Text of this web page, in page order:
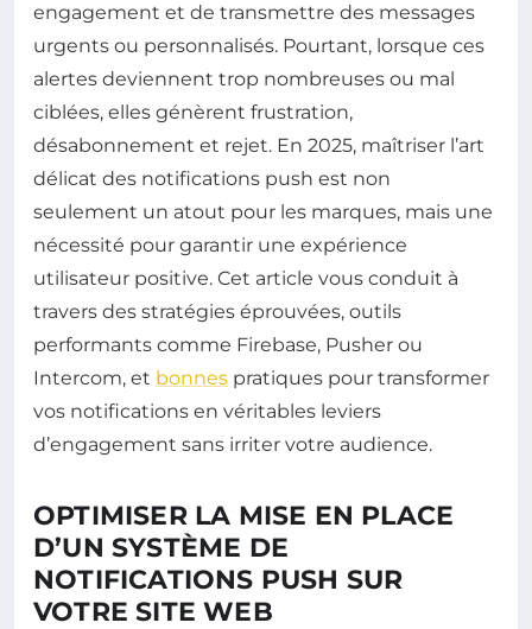
engagement et de transmettre des messages
urgents ou personnalisés. Pourtant, lorsque ces
alertes deviennent trop nombreuses ou mal
ciblées, elles génèrent frustration,
désabonnement et rejet. En 2025, maîtriser l’art
délicat des notifications push est non
seulement un atout pour les marques, mais une
nécessité pour garantir une expérience
utilisateur positive. Cet article vous conduit à
travers des stratégies éprouvées, outils
performants comme Firebase, Pusher ou
Intercom, et bonnes pratiques pour transformer
vos notifications en véritables leviers
d’engagement sans irriter votre audience.
OPTIMISER LA MISE EN PLACE
D’UN SYSTÈME DE
NOTIFICATIONS PUSH SUR
VOTRE SITE WEB